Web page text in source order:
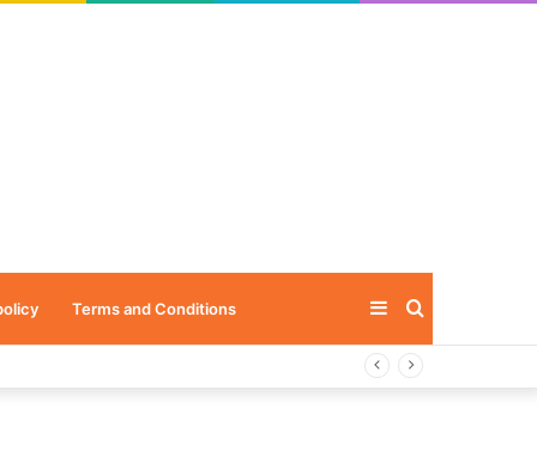
Terms and Conditions Sidebar